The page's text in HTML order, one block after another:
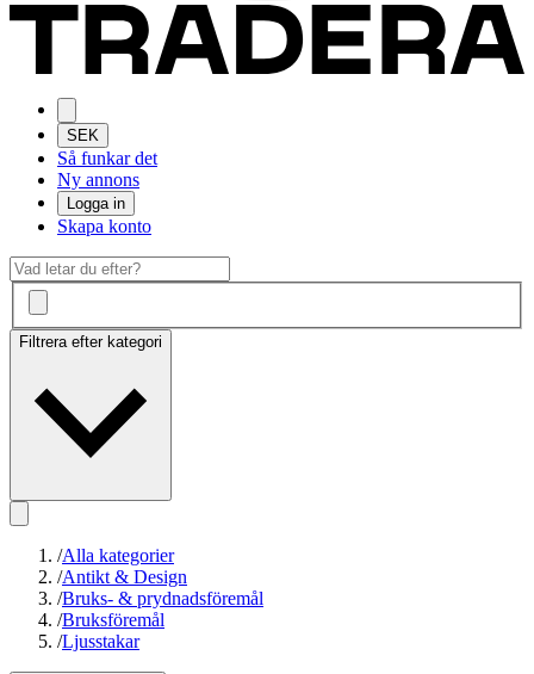
SEK
Så funkar det
Ny annons
Logga in
Skapa konto
Filtrera efter kategori
/Alla kategorier
/Antikt & Design
/Bruks- & prydnadsföremål
/Bruksföremål
/Ljusstakar